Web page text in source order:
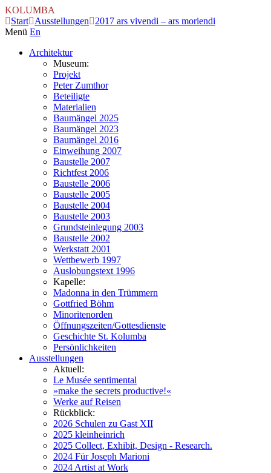
KOLUMBA
Start
Ausstellungen
2017 ars vivendi – ars moriendi
Menü En
Architektur
Museum:
Projekt
Peter Zumthor
Beteiligte
Materialien
Baumängel 2025
Baumängel 2023
Baumängel 2016
Einweihung 2007
Baustelle 2007
Richtfest 2006
Baustelle 2006
Baustelle 2005
Baustelle 2004
Baustelle 2003
Grundsteinlegung 2003
Baustelle 2002
Werkstatt 2001
Wettbewerb 1997
Auslobungstext 1996
Kapelle:
Madonna in den Trümmern
Gottfried Böhm
Minoritenorden
Öffnungszeiten/Gottesdienste
Geschichte St. Kolumba
Persönlichkeiten
Ausstellungen
Aktuell:
Le Musée sentimental
»make the secrets productive!«
Werke auf Reisen
Rückblick:
2026 Schulen zu Gast XII
2025 kleinheinrich
2025 Collect, Exhibit, Design - Research.
2024 Für Joseph Marioni
2024 Artist at Work